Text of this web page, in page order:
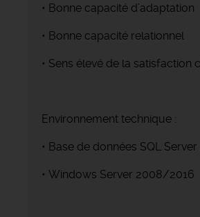
• Bonne capacité d’adaptation
• Bonne capacité relationnel
• Sens élevé de la satisfaction
Environnement technique :
• Base de données SQL
• Windows Server 2008/2016